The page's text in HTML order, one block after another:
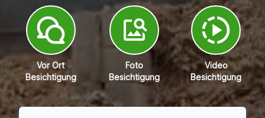
Vor Ort
Besichtigung
Foto
Besichtigung
Video
Besichtigung